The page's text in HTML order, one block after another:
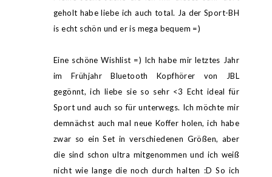
geholt habe liebe ich auch total. Ja der Sport-BH
is echt schön und er is mega bequem =)
Eine schöne Wishlist =) Ich habe mir letztes Jahr
im Frühjahr Bluetooth Kopfhörer von JBL
gegönnt, ich liebe sie so sehr <3 Echt ideal für
Sport und auch so für unterwegs. Ich möchte mir
demnächst auch mal neue Koffer holen, ich habe
zwar so ein Set in verschiedenen Größen, aber
die sind schon ultra mitgenommen und ich weiß
nicht wie lange die noch durch halten :D So ich